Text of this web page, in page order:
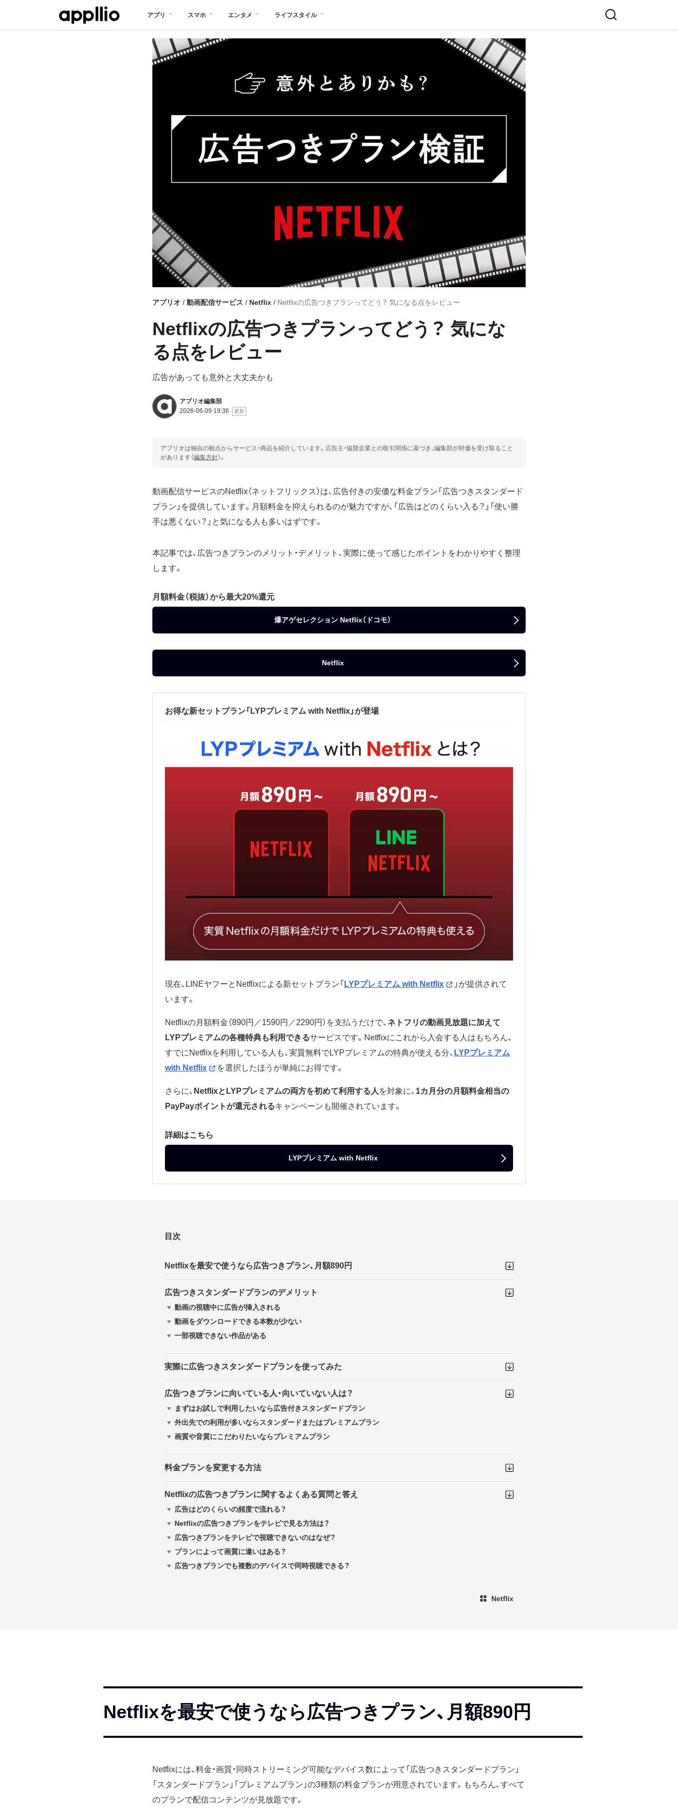
アプリ スマホ エンタメ ライフスタイル
アプリオ 動画配信サービス Netflix Netflixの広告つきプランってどう？ 気になる点をレビュー
Netflixの広告つきプランってどう？ 気にな
る点をレビュー
広告があっても意外と大丈夫かも
アプリオ編集部
2026-06-09 19:36
アプリオは独自の観点からサービス・商品を紹介しています。広告主・協賛企業との取引関係に基づき、編集部が対価を受け取ること
があります（編集方針）。
動画配信サービスのNetflix（ネットフリックス）は、広告付きの安価な料金プラン「広告つきスタンダード
プラン」を提供しています。月額料金を抑えられるのが魅力ですが、「広告はどのくらい入る？」「使い勝
手は悪くない？」と気になる人も多いはずです。
本記事では、広告つきプランのメリット・デメリット、実際に使って感じたポイントをわかりやすく整理
します。
月額料金（税抜）から最大20%還元
爆アゲセレクション Netflix（ドコモ）
Netflix
お得な新セットプラン「LYPプレミアム with Netflix」が登場
現在、LINEヤフーとNetflixによる新セットプラン「 LYPプレミアム with Netflix
」が提供されて
います。
Netflixの月額料金（890円／1590円／2290円）を支払うだけで、 ネトフリの動画見放題に加えて
LYPプレミアムの各種特典も利用できるサービスです。Netflixにこれから入会する人はもちろん、
すでにNetflixを利用している人も、実質無料でLYPプレミアムの特典が使える分、 LYPプレミアム
with Netflix
を選択したほうが単純にお得です。
さらに、 NetflixとLYPプレミアムの両方を初めて利用する人 を対象に、 1カ月分の月額料金相当の
PayPayポイントが還元されるキャンペーンも開催されています。
詳細はこちら
LYPプレミアム with Netflix
目次
Netflixを最安で使うなら広告つきプラン、月額890円
広告つきスタンダードプランのデメリット
動画の視聴中に広告が挿入される
動画をダウンロードできる本数が少ない
一部視聴できない作品がある
実際に広告つきスタンダードプランを使ってみた
広告つきプランに向いている人・向いていない人は？
まずはお試しで利用したいなら広告付きスタンダードプラン
外出先での利用が多いならスタンダードまたはプレミアムプラン
画質や音質にこだわりたいならプレミアムプラン
料金プランを変更する方法
Netflixの広告つきプランに関するよくある質問と答え
広告はどのくらいの頻度で流れる？
Netflixの広告つきプランをテレビで見る方法は？
広告つきプランをテレビで視聴できないのはなぜ？
プランによって画質に違いはある？
広告つきプランでも複数のデバイスで同時視聴できる？
Netflix
Netflixを最安で使うなら広告つきプラン、月額890円
Netflixには、料金・画質・同時ストリーミング可能なデバイス数によって「広告つきスタンダードプラン」
「スタンダードプラン」「プレミアムプラン」の3種類の料金プランが用意されています。もちろん、すべて
のプランで配信コンテンツが見放題です。